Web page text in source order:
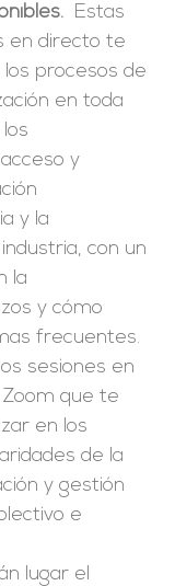
Estas
en directo te
procesos de
en toda
y
y la
con un
la
y cómo
frecuentes.
sesiones en
que te
en los
de la
y gestión
e
lugar el